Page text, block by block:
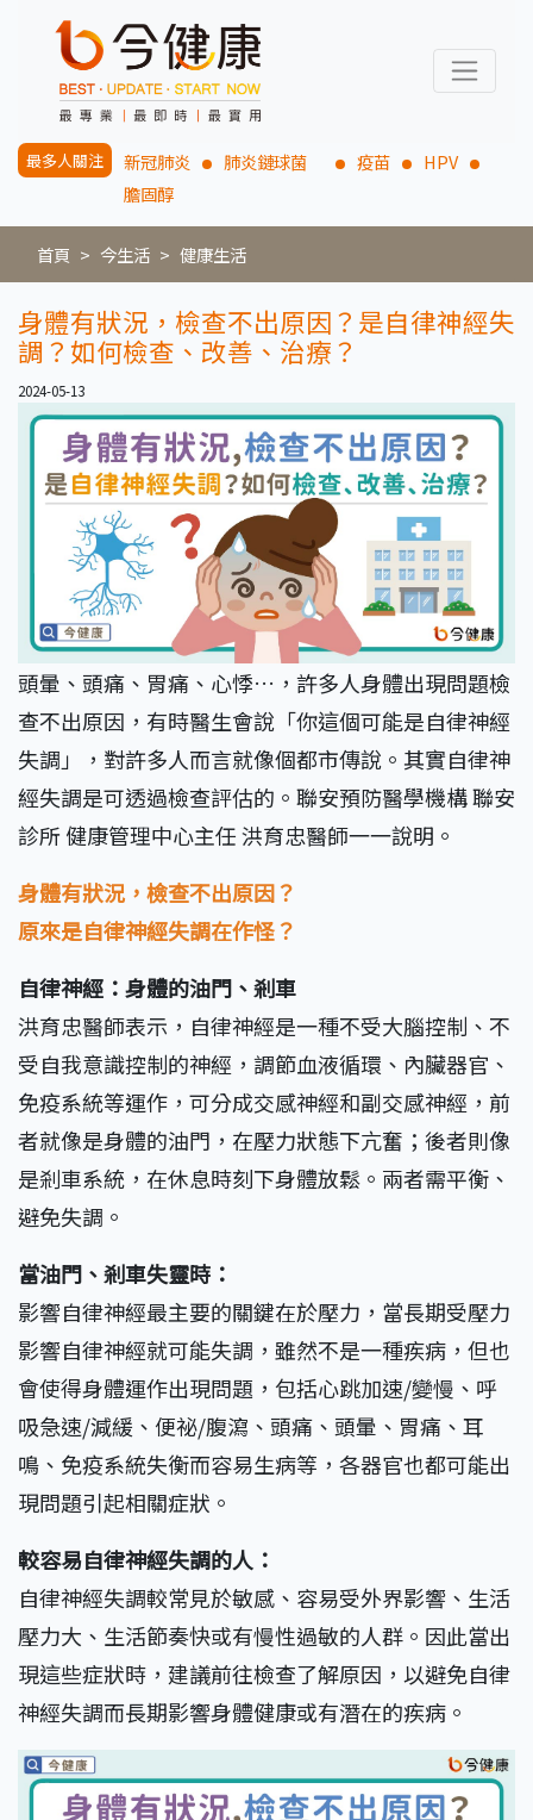
最多人關注 新冠肺炎 肺炎鏈球菌 疫苗
HPV
膽固醇
首頁 今生活 健康生活
身體有狀況，檢查不出原因？是自律神經失
調？如何檢查、改善、治療？
2024-05-13
頭暈、頭痛、胃痛、心悸…，許多人身體出現問題檢
查不出原因，有時醫生會說「你這個可能是自律神經
失調」，對許多人而言就像個都市傳說。其實自律神
經失調是可透過檢查評估的。聯安預防醫學機構 聯安
診所 健康管理中心主任 洪育忠醫師一一說明。
身體有狀況，檢查不出原因？
原來是自律神經失調在作怪？
自律神經：身體的油門、剎車
洪育忠醫師表示，自律神經是一種不受大腦控制、不
受自我意識控制的神經，調節血液循環、內臟器官、
免疫系統等運作，可分成交感神經和副交感神經，前
者就像是身體的油門，在壓力狀態下亢奮；後者則像
是剎車系統，在休息時刻下身體放鬆。兩者需平衡、
避免失調。
當油門、剎車失靈時：
影響自律神經最主要的關鍵在於壓力，當長期受壓力
影響自律神經就可能失調，雖然不是一種疾病，但也
會使得身體運作出現問題，包括心跳加速/變慢、呼
吸急速/減緩、便祕/腹瀉、頭痛、頭暈、胃痛、耳
鳴、免疫系統失衡而容易生病等，各器官也都可能出
現問題引起相關症狀。
較容易自律神經失調的人：
自律神經失調較常見於敏感、容易受外界影響、生活
壓力大、生活節奏快或有慢性過敏的人群。因此當出
現這些症狀時，建議前往檢查了解原因，以避免自律
神經失調而長期影響身體健康或有潛在的疾病。